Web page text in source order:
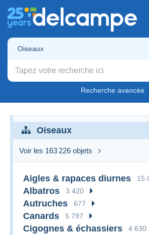
Oiseaux
Recherche avancée
Oiseaux
Voir les 163 226 objets
Aigles & rapaces diurnes 15
Albatros 3 420
Autruches 677
Canards 5 797
Cigognes & échassiers 4 630